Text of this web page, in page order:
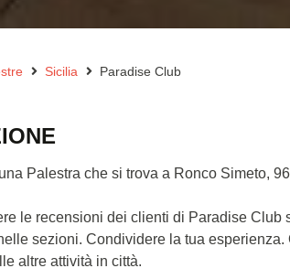
Sicilia Paradise Club
Palestra che si trova a Ronco Simeto,
le recensioni dei clienti di Paradise
sezioni. Condividere la tua
altre attività in città.